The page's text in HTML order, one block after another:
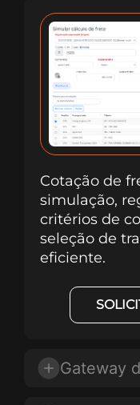
Gateway
Cotação de
simulação,
critérios de
seleção de
eficiente.